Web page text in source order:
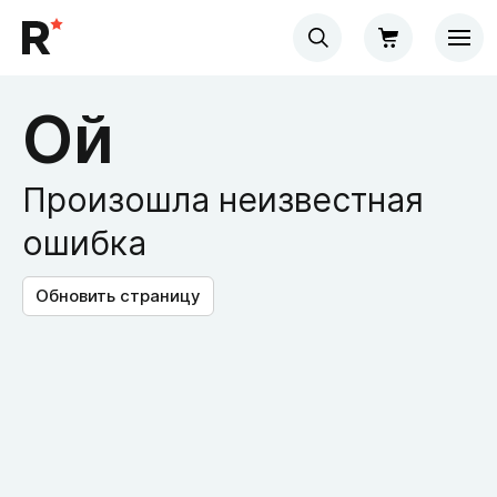
Ой
Произошла неизвестная
ошибка
Обновить страницу